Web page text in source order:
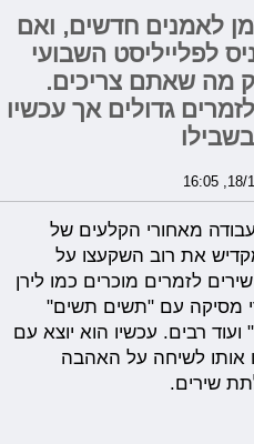
לאמנים חדשים, ואם
לפלייליסט השבועי
מה שאתם צריכים.
גדולים אך עכשיו
מאחורי הקלעים של
את רוב השקעצו על
לזמרים מוכרים כמו לירן
מסיקה עם "תשים תשים"
רבים. עכשיו הוא יוצא עם
אותו לשיחה על האהבה
שירים.